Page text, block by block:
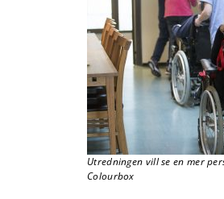
Utredningen vill se en mer
Colourbox
funktionalitet
uppbyggnad,